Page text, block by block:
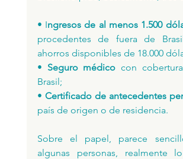
• I
procedentes de fuera de
ahorros disponibles de 18.000
• Seguro médico con
Brasil;
• Certificado de antecedentes
país de origen o de residencia.
Sobre el papel, parece
algunas personas, realmente